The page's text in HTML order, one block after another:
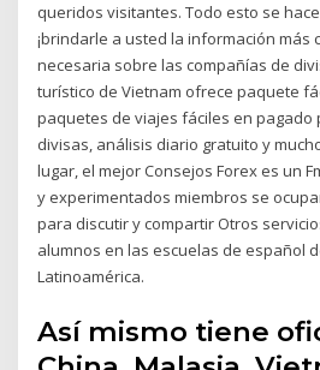
queridos visitantes. Todo esto se
¡brindarle a usted la información más
necesaria sobre las compañías de
turístico de Vietnam ofrece paquete
paquetes de viajes fáciles en pagado
divisas, análisis diario gratuito y
lugar, el mejor Consejos Forex es un
y experimentados miembros se
para discutir y compartir Otros
alumnos en las escuelas de español
Latinoamérica.
Así mismo tiene